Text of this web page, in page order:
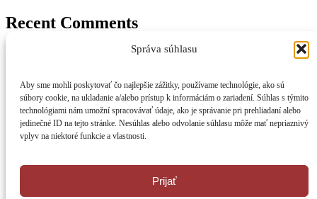
Správa súhlasu
Aby sme mohli poskytovať čo najlepšie zážitky, používame technológie, ako sú
súbory cookie, na ukladanie a/alebo prístup k informáciám o zariadení. Súhlas s týmito
technológiami nám umožní spracovávať údaje, ako je správanie pri prehliadaní alebo
jedinečné ID na tejto stránke. Nesúhlas alebo odvolanie súhlasu môže mať nepriaznivý
vplyv na niektoré funkcie a vlastnosti.
Prijať
Recent Comments
Valentínska večera pre štyroch
Valentínska večera pre troch
AbbeynaValentínska večera pre troch
+421 903 426 135
empire@hotelempire.sk
REKLAMAČNÝ PORIADOK
OCHRANA OSOBNÝCH ÚDAJOV
UBYTOVACÍ PORIADOK